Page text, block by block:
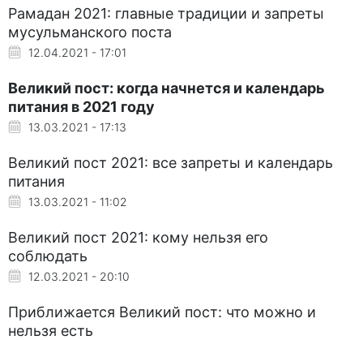
Рамадан 2021: главные традиции и запреты
мусульманского поста
12.04.2021 - 17:01
Великий пост: когда начнется и календарь
питания в 2021 году
13.03.2021 - 17:13
Великий пост 2021: все запреты и календарь
питания
13.03.2021 - 11:02
Великий пост 2021: кому нельзя его
соблюдать
12.03.2021 - 20:10
Приближается Великий пост: что можно и
нельзя есть